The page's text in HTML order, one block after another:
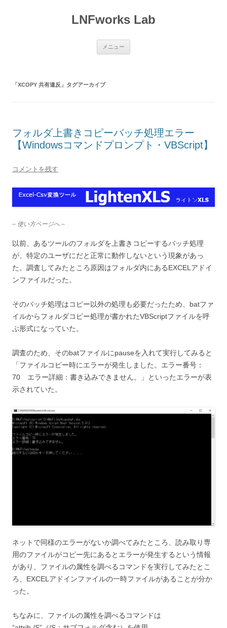
LNFworks Lab
メニュー
「XCOPY 共有違反 」タグアーカイブ
フォルダ上書きコピーバッチ処理エラー
【Windowsコマンドプロンプト・VBScript】
コメントを残す
– 使い方ページへ –
以前、あるツールのフォルダを上書きコピーするバッチ処理
が、特定のユーザにだと正常に動作しないという現象があっ
た。調査してみたところ原因はフォルダ内にあるEXCELアドイ
ンファイルだった。
そのバッチ処理はコピー以外の処理も必要だったため、batファ
イルからフォルダコピー処理が書かれたVBScriptファイルを呼
ぶ形式になっていた。
調査のため、そのbatファイルにpauseを入れて実行してみると
「ファイルコピー時にエラーが発生しました。エラー番号：
70 エラー詳細：書き込みできません。」といったエラーが表
示されていた。
ネットで同様のエラーがないか調べてみたところ、読み取り専
用のファイルがコピー先にあるとエラーが発生するという情報
があり、ファイルの属性を調べるコマンドを実行してみたとこ
ろ、EXCELアドインファイルの一時ファイルがあることが分か
った。
ちなみに、ファイルの属性を調べるコマンドは